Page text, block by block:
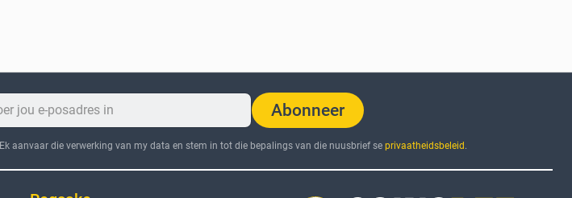
Abonneer
Ek aanvaar die verwerking van my data en stem in tot die bepalings van die nuusbrief se privaatheidsbeleid .